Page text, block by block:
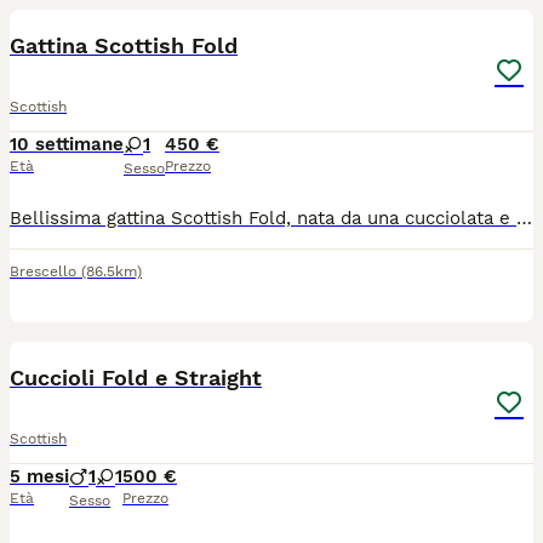
Gattina Scottish Fold
Scottish
10 settimane
Età
1
Sesso
450 €
Prezzo
Bellissima gattina Scottish Fold, nata da una cucciolata e ultima rimasta. È dolcissima, molto giocherellona, già svezzata e sta imparando a usare la lettiera. Nata il 22 maggio, sarà pronta per raggiungere la sua nuova famiglia tra una settimana. Prezzo: 450 Mamma e papà visibili Vaccinazioni a carico dell’acquirente Cerco una famiglia che la accolga con amore e che sia composta da persone realmente interessate e amanti degli animali. Per maggiori informazioni, foto o per fissare una visita, contattatemi in privato.
Brescello (86.5km)
Cuccioli Fold e Straight
Scottish
5 mesi
Età
1 1
Sesso
500 €
Prezzo